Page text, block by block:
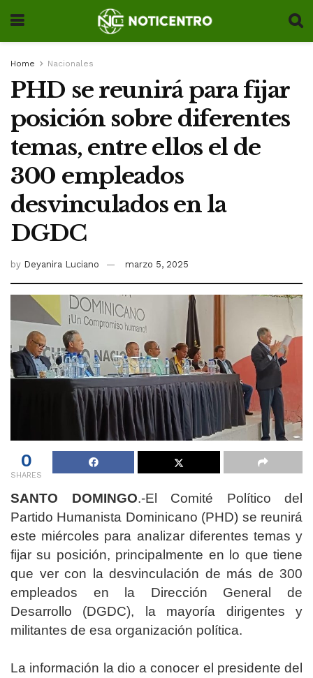
Home Nacionales
PHD se reunirá para fijar
posición sobre diferentes
temas, entre ellos el de
300 empleados
desvinculados en la
DGDC
by Deyanira Luciano marzo 5, 2025
0
SHARES
SANTO DOMINGO.-El Comité Político del
Partido Humanista Dominicano (PHD) se reunirá
este miércoles para analizar diferentes temas y
fijar su posición, principalmente en lo que tiene
que ver con la desvinculación de más de 300
empleados en la Dirección General de
Desarrollo (DGDC), la mayoría dirigentes y
militantes de esa organización política.
La información la dio a conocer el presidente del